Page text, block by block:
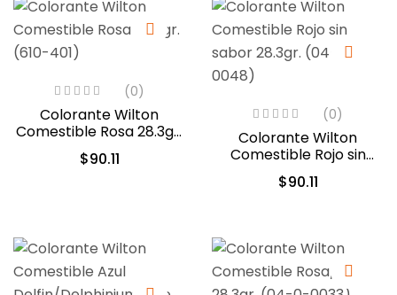
(0)
Colorante Wilton
Comestible Rosa 28.3gr.
(610-401)
$90.11
(0)
Colorante Wilton
Comestible Rojo sin
sabor 28.3gr. (04-0-
0048)
$90.11